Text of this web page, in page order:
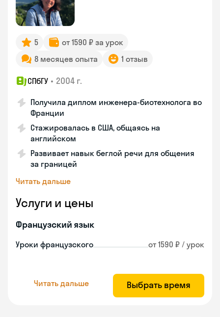
5
от 1590 ₽ за урок
8 месяцев опыта
1 отзыв
СПбГУ • 2004 г.
Получила диплом инженера-биотехнолога во
Франции
Стажировалась в США, общаясь на
английском
Развивает навык беглой речи для общения
за границей
Читать дальше
Услуги и цены
Французский язык
Уроки французского от 1590 ₽ / урок
Читать дальше Выбрать время